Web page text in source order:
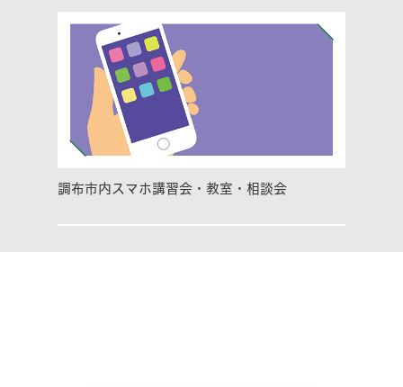
調布市内スマホ講習会・教室・相談会